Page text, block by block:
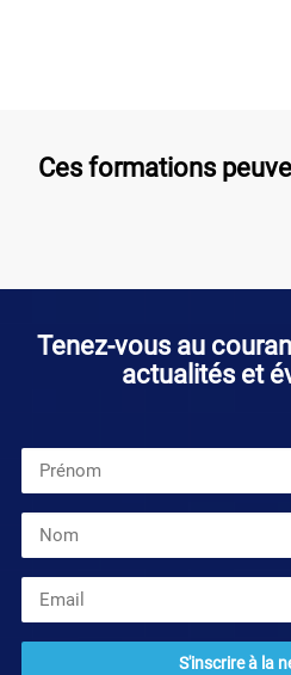
Ces formations
Tenez-vous au
actualités et